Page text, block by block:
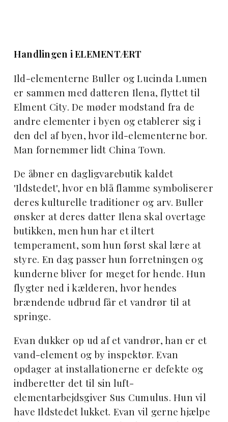
Handlingen i ELEMENTÆRT
Ild-elementerne Buller og Lucinda Lumen
er sammen med datteren Ilena, flyttet til
Elment City. De møder modstand fra de
andre elementer i byen og etablerer sig i
den del af byen, hvor ild-elementerne bor.
Man fornemmer lidt China Town.
De åbner en dagligvarebutik kaldet
'Ildstedet', hvor en blå flamme symboliserer
deres kulturelle traditioner og arv. Buller
ønsker at deres datter Ilena skal overtage
butikken, men hun har et iltert
temperament, som hun først skal lære at
styre. En dag passer hun forretningen og
kunderne bliver for meget for hende. Hun
flygter ned i kælderen, hvor hendes
brændende udbrud får et vandrør til at
springe.
Evan dukker op ud af et vandrør, han er et
vand-element og by inspektør. Evan
opdager at installationerne er defekte og
indberetter det til sin luft-
elementarbejdsgiver Sus Cumulus. Hun vil
have Ildstedet lukket. Evan vil gerne hjælpe